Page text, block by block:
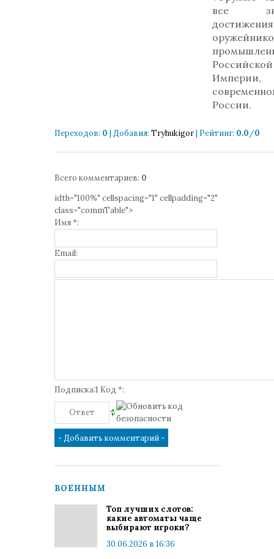
все
достижения
Российской
России.
Переходов: 0 | Добавил: Tryhukigor| Рейтинг: 0.0/0
Всего комментариев: 0
idth="100%" cellspacing="1" cellpadding="2"
class="commTable">
Имя *:
Email:
Подписка:1 Код *:
ВОЕННЫМ
Топ лучших слотов:
какие автоматы чаще
выбирают игроки?
30.06.2026 в 16:36